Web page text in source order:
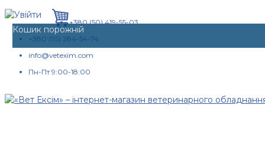
Кошик порожній
+380 (50) 419-55-03
+380 (95) 284-54-74
info@vetexim.com
Пн-Пт 9:00-18:00